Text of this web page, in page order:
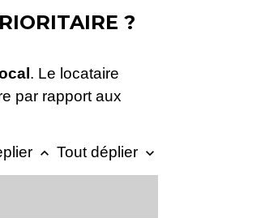
?
. Le locataire
par rapport aux
keyboard_arrow_up Tout déplier keyboard_arrow_down